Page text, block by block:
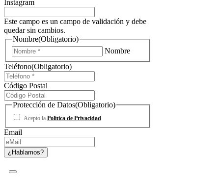
Instagram
Este campo es un campo de validación y debe
quedar sin cambios.
Nombre(Obligatorio)
Nombre
Teléfono(Obligatorio)
Código Postal
Protección de Datos(Obligatorio)
Acepto la Política de Privacidad
Email